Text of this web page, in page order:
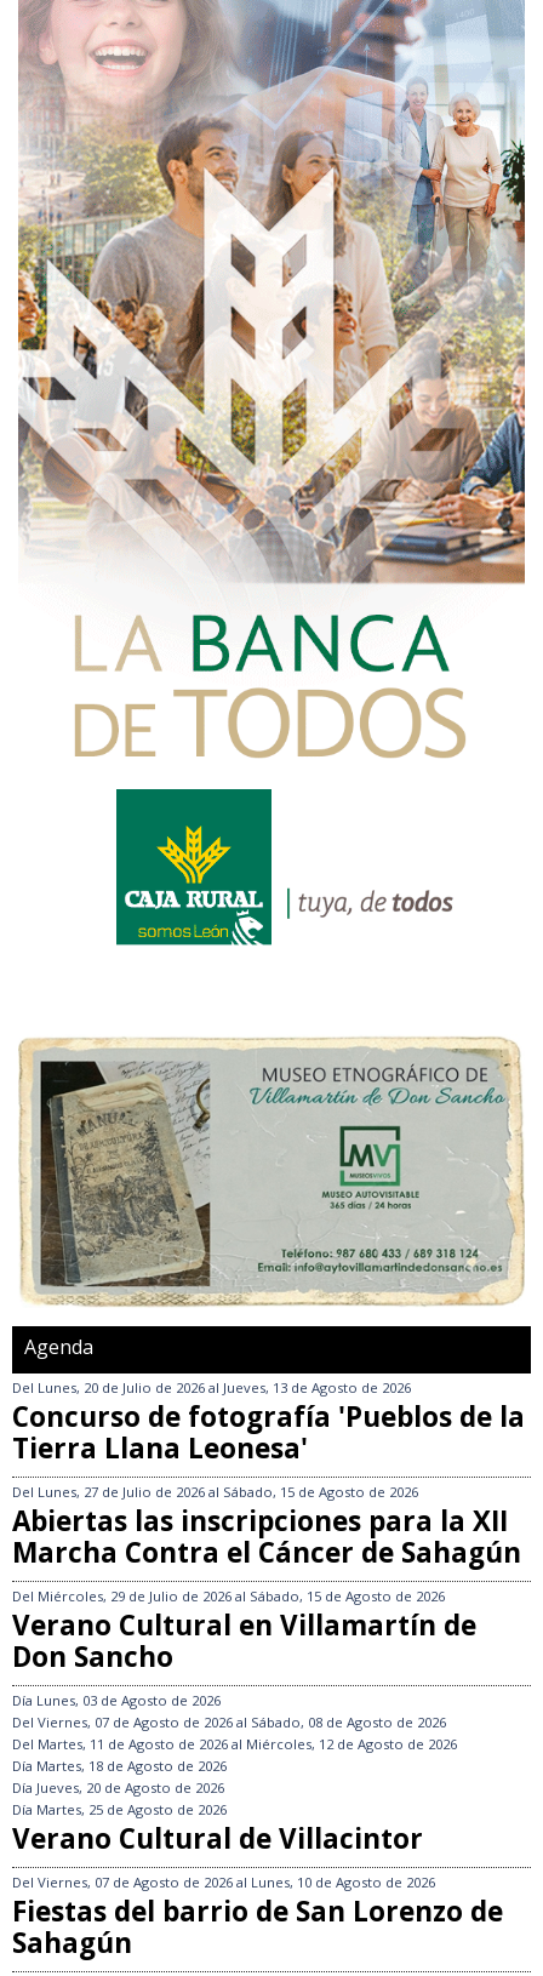
Agenda
Del Lunes, 20 de Julio de 2026 al Jueves, 13 de Agosto de 2026
Concurso de fotografía 'Pueblos de la
Tierra Llana Leonesa'
Del Lunes, 27 de Julio de 2026 al Sábado, 15 de Agosto de 2026
Abiertas las inscripciones para la XII
Marcha Contra el Cáncer de Sahagún
Del Miércoles, 29 de Julio de 2026 al Sábado, 15 de Agosto de 2026
Verano Cultural en Villamartín de
Don Sancho
Día Lunes, 03 de Agosto de 2026
Del Viernes, 07 de Agosto de 2026 al Sábado, 08 de Agosto de 2026
Del Martes, 11 de Agosto de 2026 al Miércoles, 12 de Agosto de 2026
Día Martes, 18 de Agosto de 2026
Día Jueves, 20 de Agosto de 2026
Día Martes, 25 de Agosto de 2026
Verano Cultural de Villacintor
Del Viernes, 07 de Agosto de 2026 al Lunes, 10 de Agosto de 2026
Fiestas del barrio de San Lorenzo de
Sahagún